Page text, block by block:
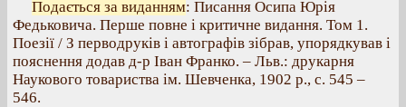
Подається за виданням: Писання Осипа Юрія
Федьковича. Перше повне і критичне видання. Том 1.
Поезії / З перводруків і автографів зібрав, упорядкував і
пояснення додав д-р Іван Франко. – Льв.: друкарня
Наукового товариства ім. Шевченка, 1902 р., с. 545 –
546.